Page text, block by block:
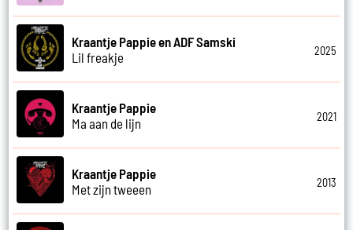
Kraantje Pappie en ADF Samski
Lil freakje
2025
Kraantje Pappie
Ma aan de lijn
2021
Kraantje Pappie
Met zijn tweeen
2013